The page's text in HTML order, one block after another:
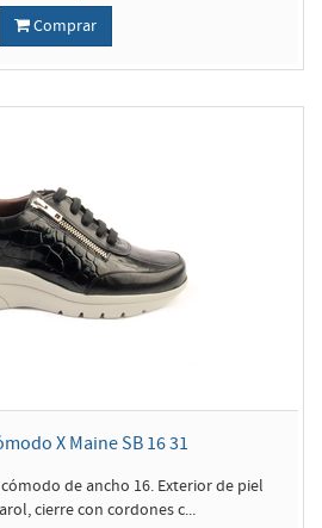
Comprar
X Maine SB 16 31
de ancho 16. Exterior de piel
cierre con cordones c...